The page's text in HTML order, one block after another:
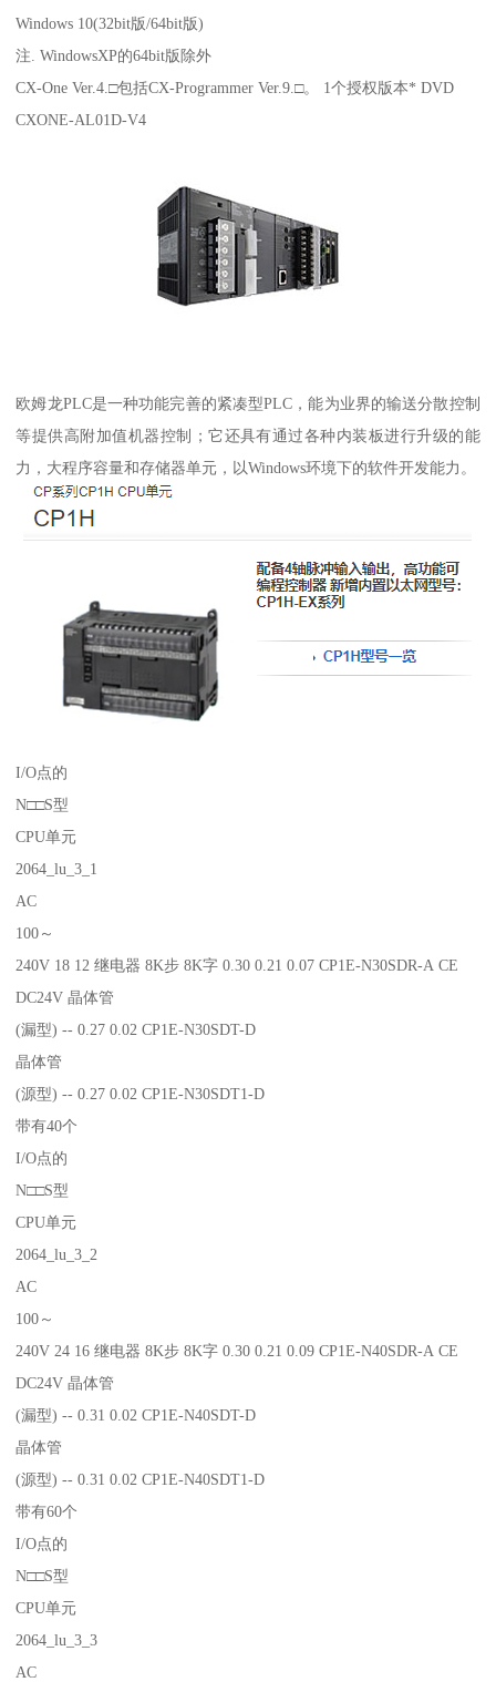
Windows 10(32bit版/64bit版)
注. WindowsXP的64bit版除外
CX-One Ver.4.□包括CX-Programmer Ver.9.□。 1个授权版本* DVD
CXONE-AL01D-V4
欧姆龙PLC是一种功能完善的紧凑型PLC，能为业界的输送分散控制
等提供高附加值机器控制；它还具有通过各种内装板进行升级的能
力，大程序容量和存储器单元，以Windows环境下的软件开发能力。
I/O点的
N□□S型
CPU单元
2064_lu_3_1
AC
100～
240V 18 12 继电器 8K步 8K字 0.30 0.21 0.07 CP1E-N30SDR-A CE
DC24V 晶体管
(漏型) -- 0.27 0.02 CP1E-N30SDT-D
晶体管
(源型) -- 0.27 0.02 CP1E-N30SDT1-D
带有40个
I/O点的
N□□S型
CPU单元
2064_lu_3_2
AC
100～
240V 24 16 继电器 8K步 8K字 0.30 0.21 0.09 CP1E-N40SDR-A CE
DC24V 晶体管
(漏型) -- 0.31 0.02 CP1E-N40SDT-D
晶体管
(源型) -- 0.31 0.02 CP1E-N40SDT1-D
带有60个
I/O点的
N□□S型
CPU单元
2064_lu_3_3
AC